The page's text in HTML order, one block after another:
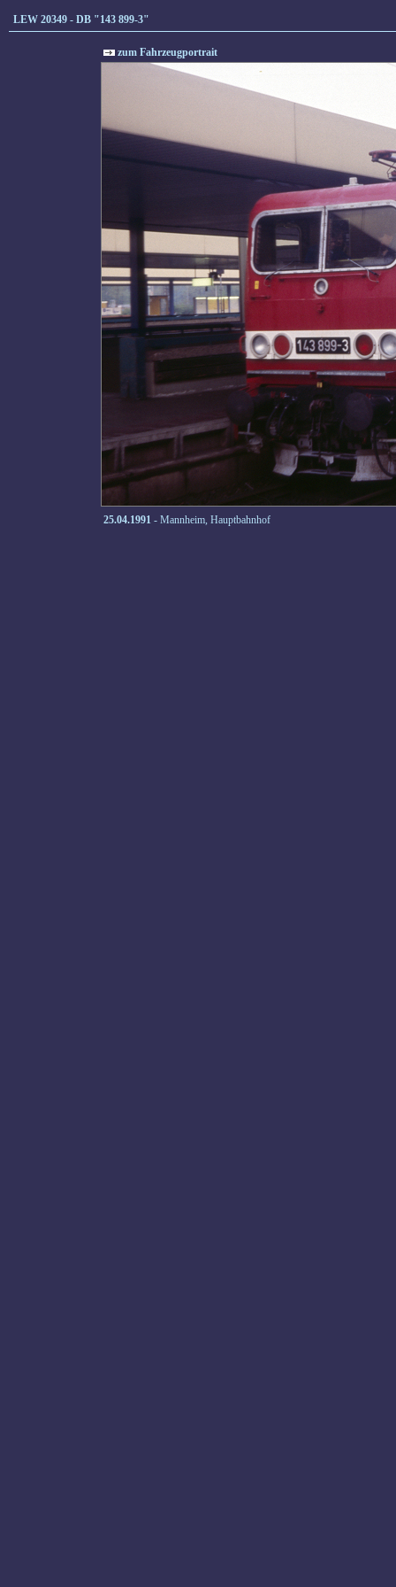
LEW 20349 - DB "143 899-3"
zum Fahrzeugportrait
25.04.1991 - Mannheim, Hauptbahnhof